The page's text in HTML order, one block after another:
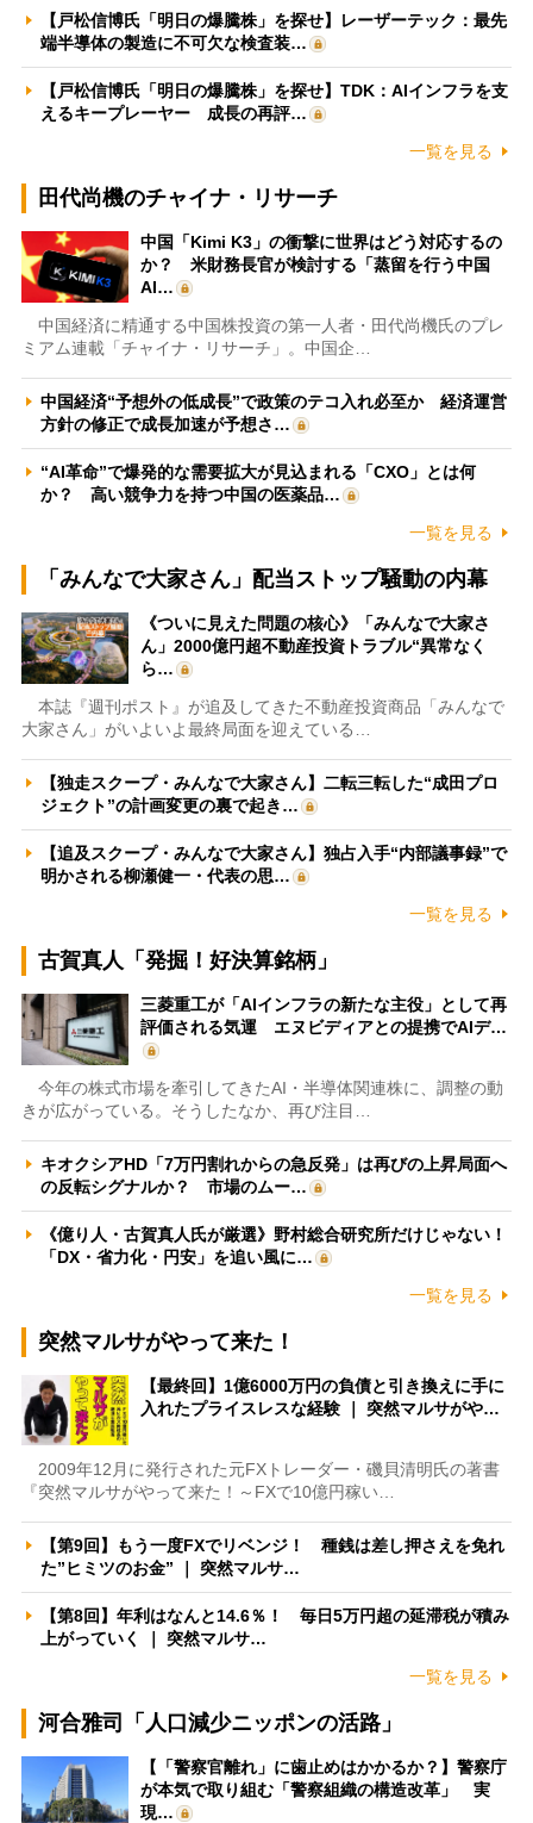
【戸松信博氏「明日の爆騰株」を探せ】レーザーテック：最先
端半導体の製造に不可欠な検査装…
【戸松信博氏「明日の爆騰株」を探せ】TDK：AIインフラを支
えるキープレーヤー 成長の再評…
一覧を見る
田代尚機のチャイナ・リサーチ
中国「Kimi K3」の衝撃に世界はどう対応するの
か？ 米財務長官が検討する「蒸留を行う中国
AI…
中国経済に精通する中国株投資の第一人者・田代尚機氏のプレ
ミアム連載「チャイナ・リサーチ」。中国企…
中国経済“予想外の低成長”で政策のテコ入れ必至か 経済運営
方針の修正で成長加速が予想さ…
“AI革命”で爆発的な需要拡大が見込まれる「CXO」とは何
か？ 高い競争力を持つ中国の医薬品…
一覧を見る
「みんなで大家さん」配当ストップ騒動の内幕
《ついに見えた問題の核心》「みんなで大家さ
ん」2000億円超不動産投資トラブル“異常なく
ら…
本誌『週刊ポスト』が追及してきた不動産投資商品「みんなで
大家さん」がいよいよ最終局面を迎えている…
【独走スクープ・みんなで大家さん】二転三転した“成田プロ
ジェクト”の計画変更の裏で起き…
【追及スクープ・みんなで大家さん】独占入手“内部議事録”で
明かされる柳瀬健一・代表の思…
一覧を見る
古賀真人「発掘！好決算銘柄」
三菱重工が「AIインフラの新たな主役」として再
評価される気運 エヌビディアとの提携でAIデ…
今年の株式市場を牽引してきたAI・半導体関連株に、調整の動
きが広がっている。そうしたなか、再び注目…
キオクシアHD「7万円割れからの急反発」は再びの上昇局面へ
の反転シグナルか？ 市場のムー…
《億り人・古賀真人氏が厳選》野村総合研究所だけじゃない！
「DX・省力化・円安」を追い風に…
一覧を見る
突然マルサがやって来た！
【最終回】1億6000万円の負債と引き換えに手に
入れたプライスレスな経験 ｜ 突然マルサがや…
2009年12月に発行された元FXトレーダー・磯貝清明氏の著書
『突然マルサがやって来た！～FXで10億円稼い…
【第9回】もう一度FXでリベンジ！ 種銭は差し押さえを免れ
た”ヒミツのお金” ｜ 突然マルサ…
【第8回】年利はなんと14.6％！ 毎日5万円超の延滞税が積み
上がっていく ｜ 突然マルサ…
一覧を見る
河合雅司「人口減少ニッポンの活路」
【「警察官離れ」に歯止めはかかるか？】警察庁
が本気で取り組む「警察組織の構造改革」 実
現…